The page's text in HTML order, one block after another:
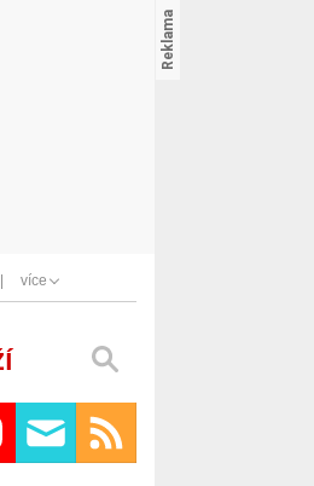
více